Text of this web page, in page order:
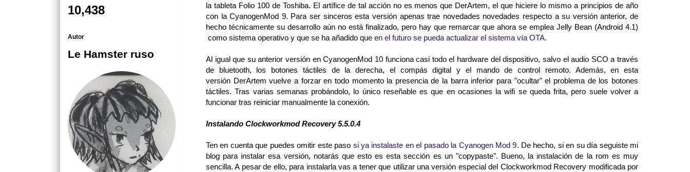
la tableta Folio 100 de Toshiba. El artífice de tal acción no es menos que DerArtem, el que hiciere lo mismo a principios de año
con la CyanogenMod 9. Para ser sinceros esta versión apenas trae novedades novedades respecto a su versión anterior, de
hecho técnicamente su desarrollo aún no está finalizado, pero hay que remarcar que ahora se emplea Jelly Bean (Android 4.1)
como sistema operativo y que se ha añadido que en el futuro se pueda actualizar el sistema vía OTA.
Al igual que su anterior versión en CyanogenMod 10 funciona casi todo el hardware del dispositivo, salvo el audio SCO a través
de bluetooth, los botones táctiles de la derecha, el compás digital y el mando de control remoto. Además, en esta
versión DerArtem vuelve a forzar en todo momento la presencia de la barra inferior para "ocultar" el problema de los botones
táctiles. Tras varias semanas probándolo, lo único reseñable es que en ocasiones la wifi se queda frita, pero suele volver a
funcionar tras reiniciar manualmente la conexión.
Instalando Clockworkmod Recovery 5.5.0.4
Ten en cuenta que puedes omitir este paso si ya instalaste en el pasado la Cyanogen Mod 9. De hecho, si en su día seguiste mi
blog para instalar esa versión, notarás que esto es esta sección es un "copypaste". Bueno, la instalación de la rom es muy
sencilla. A pesar de ello, para instalarla vas a tener que utilizar una versión especial del Clockworkmod Recovery modificada por
10,438
Autor
Le Hamster ruso